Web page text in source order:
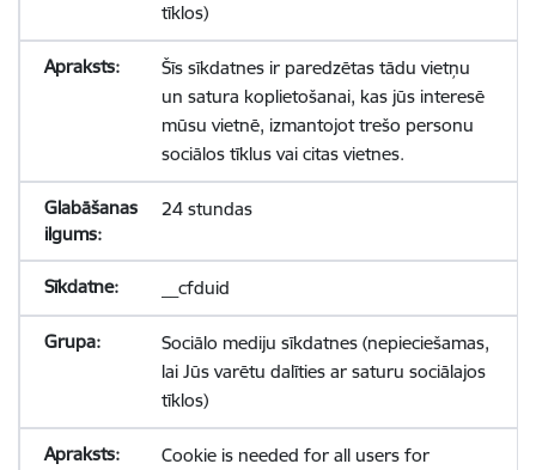
tīklos)
Šīs sīkdatnes ir paredzētas tādu vietņu
un satura koplietošanai, kas jūs interesē
mūsu vietnē, izmantojot trešo personu
sociālos tīklus vai citas vietnes.
24 stundas
__cfduid
Sociālo mediju sīkdatnes (nepieciešamas,
lai Jūs varētu dalīties ar saturu sociālajos
tīklos)
Cookie is needed for all users for